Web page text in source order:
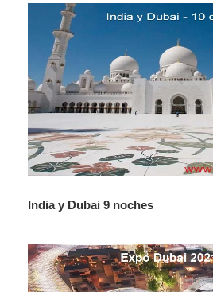
patrimonio y los estilos de la
Veremos la exposición que se está
Saadiyat Island con sus
museos.
Regreso a Dubái y resto de la
Hotel de Dubái.
DIA 05 DUBAI - ASIA/EUROPA/
India y Dubai 9 noches